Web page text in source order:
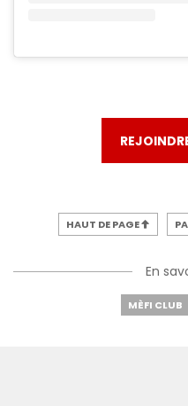
HAUT DE PAGE
En
MÈFI CLUB